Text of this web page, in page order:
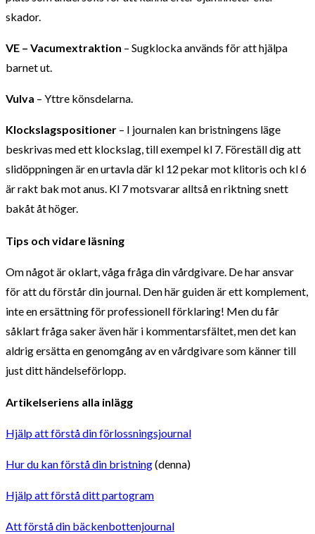
skador.
VE – Vacumextraktion – Sugklocka används för att hjälpa
barnet ut.
Vulva – Yttre könsdelarna.
Klockslagspositioner – I journalen kan bristningens läge
beskrivas med ett klockslag, till exempel kl 7. Föreställ dig att
slidöppningen är en urtavla där kl 12 pekar mot klitoris och kl 6
är rakt bak mot anus. Kl 7 motsvarar alltså en riktning snett
bakåt åt höger.
Tips och vidare läsning
Om något är oklart, våga fråga din vårdgivare. De har ansvar
för att du förstår din journal. Den här guiden är ett komplement,
inte en ersättning för professionell förklaring! Men du får
såklart fråga saker även här i kommentarsfältet, men det kan
aldrig ersätta en genomgång av en vårdgivare som känner till
just ditt händelseförlopp.
Artikelseriens alla inlägg
Hjälp att förstå din förlossningsjournal
Hur du kan förstå din bristning(denna)
Hjälp att förstå ditt partogram
Att förstå din bäckenbottenjournal